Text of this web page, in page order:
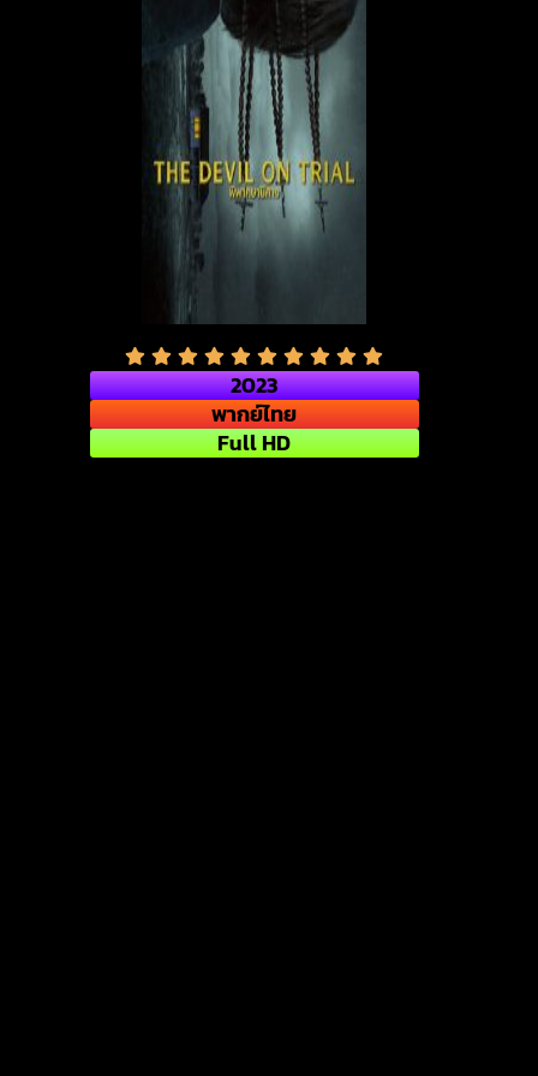
2023
พากย์ไทย
Full HD